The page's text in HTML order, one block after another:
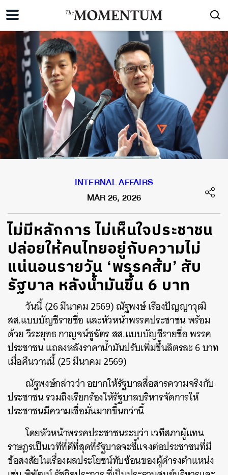
INTERNAL AFFAIRS
MAR 26, 2026
ไม่มีหลักการ ไม่เห็นใจประชาชน
ปล่อยให้คนไทยอยู่กับความไม่
แน่นอนรายวัน ‘พรรคส้ม’ สับ
รัฐบาล หลังน้ำมันขึ้น 6 บาท
วันนี้ (26 มีนาคม 2569) ณัฐพงษ์ เรืองปัญญาวุฒิ
สส.แบบบัญชีรายชื่อ และหัวหน้าพรรคประชาชน พร้อม
ด้วย วีระยุทธ กาญจน์ชูฉัตร สส.แบบบัญชีรายชื่อ พรรค
ประชาชน แถลงหลังราคาน้ำมันปรับเพิ่มขึ้นลิตรละ 6 บาท
เมื่อคืนวานนี้ (25 มีนาคม 2569)
ณัฐพงษ์กล่าวว่า อยากให้รัฐบาลสื่อสารความจริงกับ
ประชาชน รวมถึงเรียกร้องให้รัฐบาลบริหารจัดการให้
ประชาชนมีความเชื่อมั่นมากขึ้นกว่านี้
โดยหัวหน้าพรรคประชาชนระบุว่า เวทีสภาผู้แทน
ราษฎรเป็นเวทีที่ดีที่สุดที่รัฐบาลจะชี้แจงต่อประชาชนที่มี
ข้อสงสัยในเรื่องผลประโยชน์ทับซ้อนของผู้ดำรงตำแหน่ง